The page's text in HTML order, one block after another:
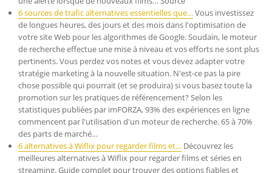
6 sources de trafic alternatives essentielles que…Vous investissez
de longues heures, des jours et des mois dans l'optimisation de
votre site Web pour les algorithmes de Google. Soudain, le moteur
de recherche effectue une mise à niveau et vos efforts ne sont plus
pertinents. Vous perdez vos notes et vous devez adapter votre
stratégie marketing à la nouvelle situation. N'est-ce pas la pire
chose possible qui pourrait (et se produira) si vous basez toute la
promotion sur les pratiques de référencement? Selon les
statistiques publiées par imFORZA, 93% des expériences en ligne
commencent par l'utilisation d'un moteur de recherche. 65 à 70%
des parts de marché…
6 alternatives à Wiflix pour regarder films et… Découvrez les
meilleures alternatives à Wiflix pour regarder films et séries en
streaming. Guide complet pour trouver des options fiables et